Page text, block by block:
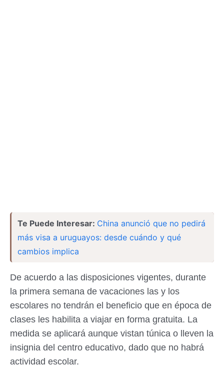
Te Puede Interesar: China anunció que no pedirá
más visa a uruguayos: desde cuándo y qué
cambios implica
De acuerdo a las disposiciones vigentes, durante
la primera semana de vacaciones las y los
escolares no tendrán el beneficio que en época de
clases les habilita a viajar en forma gratuita. La
medida se aplicará aunque vistan túnica o lleven la
insignia del centro educativo, dado que no habrá
actividad escolar.